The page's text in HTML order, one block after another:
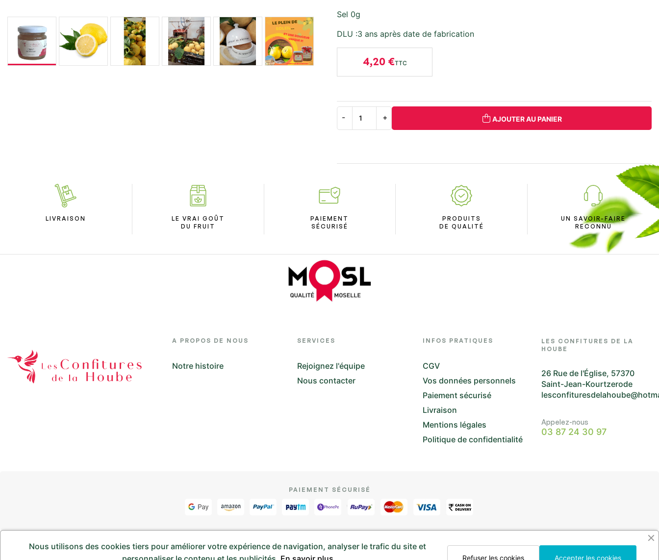
Sel 0g
DLU :3 ans après date de fabrication
4,20 €TTC
AJOUTER AU PANIER
LIVRAISON
LE VRAI GOÛT
DU FRUIT
PAIEMENT
SÉCURISÉ
PRODUITS
DE QUALITÉ
UN SAVOIR-FAIRE
RECONNU
A PROPOS DE NOUS
Notre histoire
SERVICES
Rejoignez l'équipe
Nous contacter
INFOS PRATIQUES
CGV
Vos données personnels
Paiement sécurisé
Livraison
Mentions légales
Politique de confidentialité
LES CONFITURES DE LA
HOUBE
26 Rue de l'Église, 57370
Saint-Jean-Kourtzerode
Appelez-nous
03 87 24 30 97
PAIEMENT SÉCURISÉ
Copyright © 2024Les Confitures de la Hoube.Tous droits réservés. Site réalisé par
Nous utilisons des cookies tiers pour améliorer votre expérience de navigation, analyser le trafic du site et
Accepter les cookies
Refuser les cookies